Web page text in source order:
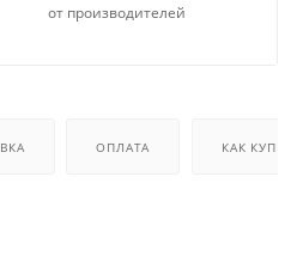
от производителей
ОПЛАТА КАК